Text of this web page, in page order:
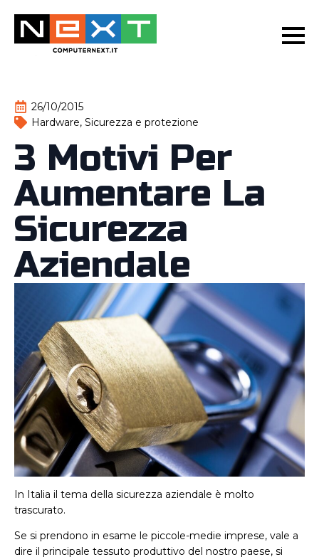
26/10/2015
Hardware Sicurezza e protezione
3 Motivi Per
Aumentare La
Sicurezza
Aziendale
In Italia il tema della sicurezza aziendale è molto
trascurato.
Se si prendono in esame le piccole-medie imprese, vale a
dire il principale tessuto produttivo del nostro paese, si